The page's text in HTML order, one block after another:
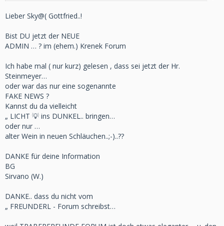
Lieber Sky@( Gottfried..!
Bist DU jetzt der NEUE
ADMIN … ? im (ehem.) Krenek Forum
Ich habe mal ( nur kurz) gelesen , dass sei jetzt der Hr.
Steinmeyer…
oder war das nur eine sogenannte
FAKE NEWS ?
Kannst du da vielleicht
„ LICHT 💡 ins DUNKEL.. bringen…
oder nur …
alter Wein in neuen Schläuchen..;-)..??
DANKE für deine Information
BG
Sirvano (W.)
DANKE.. dass du nicht vom
„ FREUNDERL - Forum schreibst…